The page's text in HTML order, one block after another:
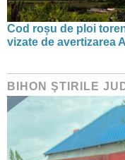
Cod roșu de ploi
vizate de avertizarea
BIHON ŞTIRILE